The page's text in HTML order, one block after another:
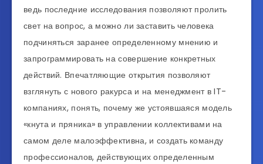
ведь последние исследования позволяют пролить
свет на вопрос, а можно ли заставить человека
подчиняться заранее определенному мнению и
запрограммировать на совершение конкретных
действий. Впечатляющие открытия позволяют
взглянуть с нового ракурса и на менеджмент в IT-
компаниях, понять, почему же устоявшаяся модель
«кнута и пряника» в управлении коллективами на
самом деле малоэффективна, и создать команду
профессионалов, действующих определенным